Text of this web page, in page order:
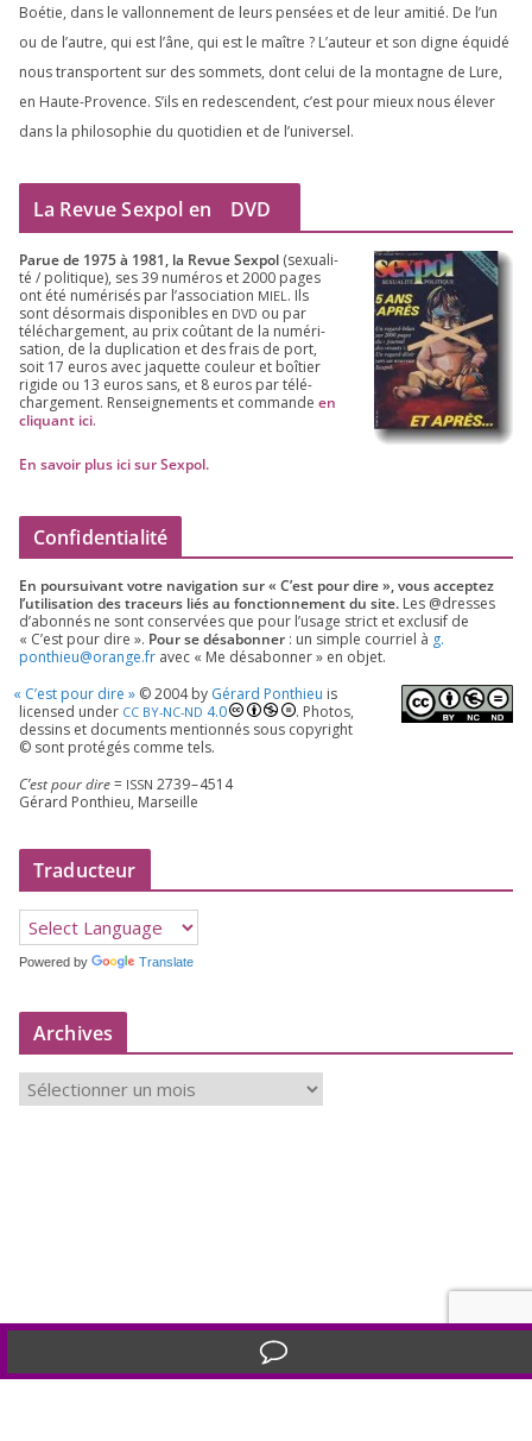
Boétie, dans le val­lon­ne­ment de leurs pen­sées et de leur ami­tié. De l’un
ou de l’autre, qui est l’âne, qui est le maître ? L’auteur et son digne équi­dé
nous trans­portent sur des som­mets, dont celui de la mon­tagne de Lure,
en Haute-Provence. S’ils en redes­cendent, c’est pour mieux nous éle­ver
dans la phi­lo­so­phie du quo­ti­dien et de l’universel.
La Revue Sexpol en DVD
Parue de 1975à 1981, la Revue Sex­pol (sexua­li­
té /​ poli­tique), ses39 numé­ros et2000 pages
ont été numé­ri­sés par l’as­so­cia­tion MIEL . Ils
sont désor­mais dis­po­nibles en DVD ou par
télé­char­ge­ment, au prix coû­tant de la numé­ri­
sa­tion, de la dupli­ca­tion et des frais de port,
soit 17 euros avec jaquette cou­leur et boî­tier
rigide ou 13 euros sans, et 8 euros par télé­
char­ge­ment. Ren­sei­gne­ments et com­mande en
cli­quant ici.
En savoir plus ici sur Sexpol.
Confidentialité
En pour­sui­vant votre navi­ga­tion sur « C’est pour dire », vous accep­tez
l’utilisation des tra­ceurs liés au fonc­tion­ne­ment du site. Les @dresses
d’a­bon­nés ne sont conser­vées que pour l’u­sage strict et exclu­sif de
« C’est pour dire ». Pour se désa­bon­ner : un simple cour­riel à g.​
ponthieu@​orange.​fr avec « Me désa­bon­ner » en objet.
« C’est pour dire » ©2004by Gérard Ponthieu is
licen­sed under CC BY-NC-ND 4.0
. Photos,
des­sins et docu­ments men­tion­nés sous copy­right
© sont pro­té­gés comme tels.
C’est pour dire= ISSN 2739–4514
Gérard Ponthieu, Marseille
Traducteur
Powered by Translate
Archives
r